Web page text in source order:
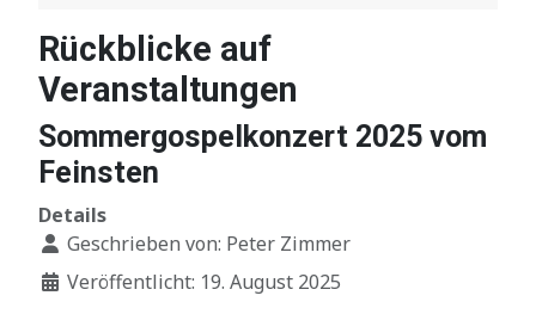
Rückblicke auf
Veranstaltungen
Sommergospelkonzert 2025 vom
Feinsten
Details
Geschrieben von: Peter Zimmer
Veröffentlicht: 19. August 2025